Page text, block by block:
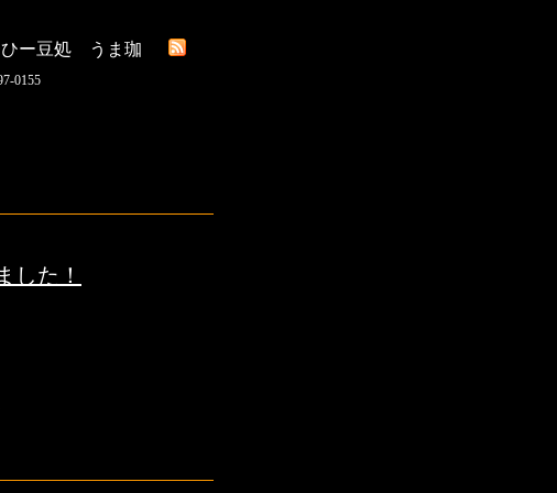
ひー豆処 うま珈
0155
た！